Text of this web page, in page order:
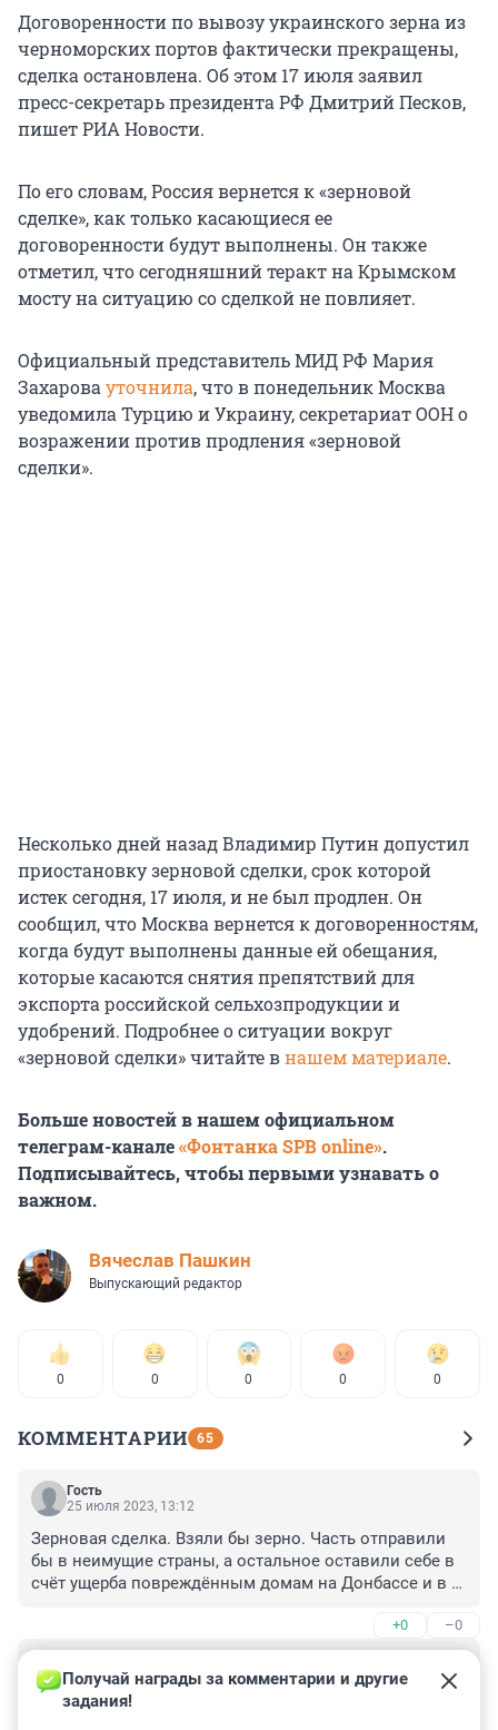
Договоренности по вывозу украинского зерна из
черноморских портов фактически прекращены,
сделка остановлена. Об этом 17 июля заявил
пресс-секретарь президента РФ Дмитрий Песков,
пишет РИА Новости.
По его словам, Россия вернется к «зерновой
сделке», как только касающиеся ее
договоренности будут выполнены. Он также
отметил, что сегодняшний теракт на Крымском
мосту на ситуацию со сделкой не повлияет.
Официальный представитель МИД РФ Мария
Захарова уточнила, что в понедельник Москва
уведомила Турцию и Украину, секретариат ООН о
возражении против продления «зерновой
сделки».
Несколько дней назад Владимир Путин допустил
приостановку зерновой сделки, срок которой
истек сегодня, 17 июля, и не был продлен. Он
сообщил, что Москва вернется к договоренностям,
когда будут выполнены данные ей обещания,
которые касаются снятия препятствий для
экспорта российской сельхозпродукции и
удобрений. Подробнее о ситуации вокруг
«зерновой сделки» читайте внашем материале.
Больше новостей в нашем официальном
телеграм-канале«Фонтанка SPB online».
Подписывайтесь, чтобы первыми узнавать о
важном.
Вячеслав Пашкин
Выпускающий редактор
0 0 0 0 0
КОММЕНТАРИИ 65
Гость
25 июля 2023, 13:12
Зерновая сделка. Взяли бы зерно. Часть отправили
бы в неимущие страны, а остальное оставили себе в
счёт ущерба повреждённым домам на Донбассе и в
зерно по этой сделке, а также отправляя газ в Европу,
правительство тем самым затягивает конфликт.
Может Украине вооружение отправляют потому что
Украина угрожает перекрыть или сломать газопровод
+0 –0
17 июля 2023, 17:55
Если бы во время ВОВ проводились бы с Германией
Получай награды за комментарии и другие
задания!